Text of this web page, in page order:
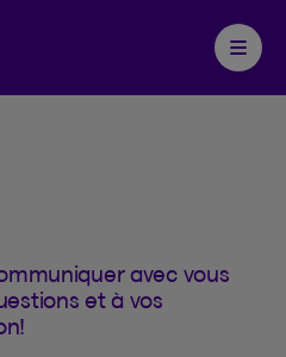
Ouvrir
avec vous
et à vos